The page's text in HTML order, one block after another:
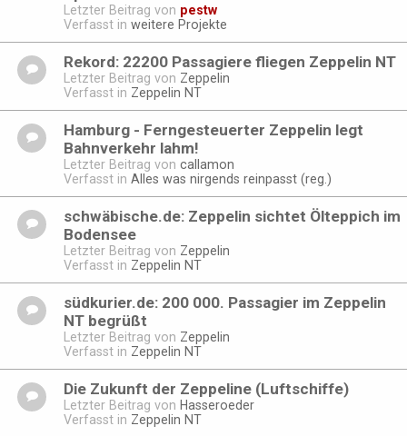
Letzter Beitrag von pestw
Verfasst in weitere Projekte
Rekord: 22200 Passagiere fliegen Zeppelin NT
Letzter Beitrag von Zeppelin
Verfasst in Zeppelin NT
Hamburg - Ferngesteuerter Zeppelin legt
Bahnverkehr lahm!
Letzter Beitrag von callamon
Verfasst in Alles was nirgends reinpasst (reg.)
schwäbische.de: Zeppelin sichtet Ölteppich im
Bodensee
Letzter Beitrag von Zeppelin
Verfasst in Zeppelin NT
südkurier.de: 200 000. Passagier im Zeppelin
NT begrüßt
Letzter Beitrag von Zeppelin
Verfasst in Zeppelin NT
Die Zukunft der Zeppeline (Luftschiffe)
Letzter Beitrag von Hasseroeder
Verfasst in Zeppelin NT